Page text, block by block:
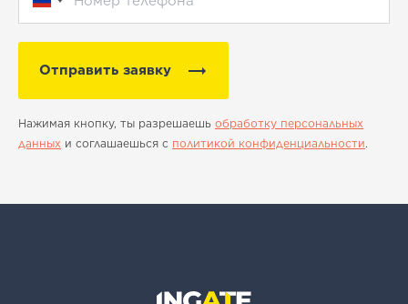
Отправить заявку
Нажимая кнопку, ты разрешаешь обработку персональных
данных и соглашаешься с политикой конфиденциальности.